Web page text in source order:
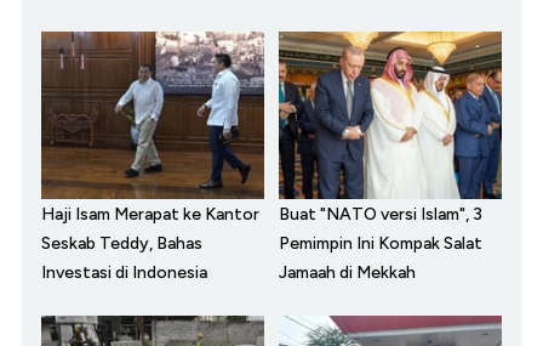
Haji Isam Merapat ke Kantor
Seskab Teddy, Bahas
Investasi di Indonesia
Buat "NATO versi Islam", 3
Pemimpin Ini Kompak Salat
Jamaah di Mekkah